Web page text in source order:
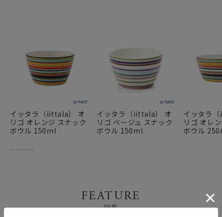
イッタラ（iittala） オ
リゴ オレンジ スナック
ボウル 150ml
イッタラ（iittala） オ
リゴ ベージュ スナック
ボウル 150ml
イッタラ
リゴ オレ
ボウル
FEATURE
特集